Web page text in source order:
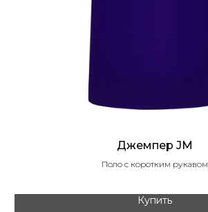
Джемпер JM
Поло с коротким рукавом
Купить